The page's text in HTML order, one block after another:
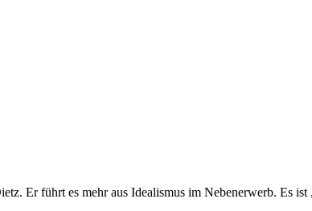
Er führt es mehr aus Idealismus im Nebenerwerb. Es ist